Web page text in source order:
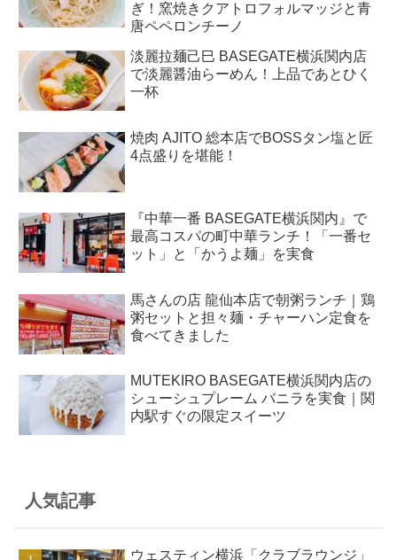
ぎ！窯焼きクアトロフォルマッジと青
唐ペペロンチーノ
淡麗拉麺己巳 BASEGATE横浜関内店
で淡麗醤油らーめん！上品であとひく
一杯
焼肉 AJITO 総本店でBOSSタン塩と匠
4点盛りを堪能！
『中華一番 BASEGATE横浜関内』で
最高コスパの町中華ランチ！「一番セ
ット」と「かうよ麺」を実食
馬さんの店 龍仙本店で朝粥ランチ｜鶏
粥セットと担々麺・チャーハン定食を
食べてきました
MUTEKIRO BASEGATE横浜関内店の
シューシュプレーム バニラを実食｜関
内駅すぐの限定スイーツ
人気記事
ウェスティン横浜「クラブラウンジ」